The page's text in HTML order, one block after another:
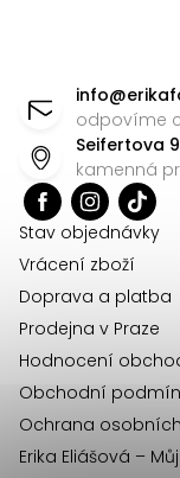
info@
odpovíme
Seifertova
kamenná
Stav objednávky
Vrácení zboží
Doprava a platba
Prodejna v Praze
Hodnocení
Obchodní
Ochrana
Erika Eliášová –